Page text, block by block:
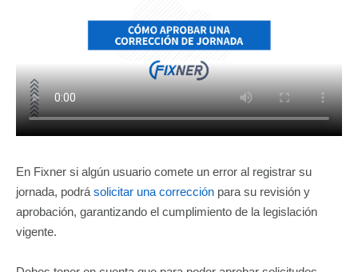
En Fixner si algún usuario comete un error al registrar su
jornada, podrá solicitar una corrección para su revisión y
aprobación, garantizando el cumplimiento de la legislación
vigente.